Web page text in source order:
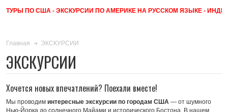
ТУРЫ ПО США - ЭКСКУРСИИ ПО АМЕРИКЕ НА РУССКОМ ЯЗЫКЕ -
Главная ЭКСКУРСИИ
ЭКСКУРСИИ
Хочется новых впечатлений? Поехали вместе!
Мы проводим интересные экскурсии по городам США — от шумного
Нью-Йорка до солнечного Майами и исторического Бостона. В нашем